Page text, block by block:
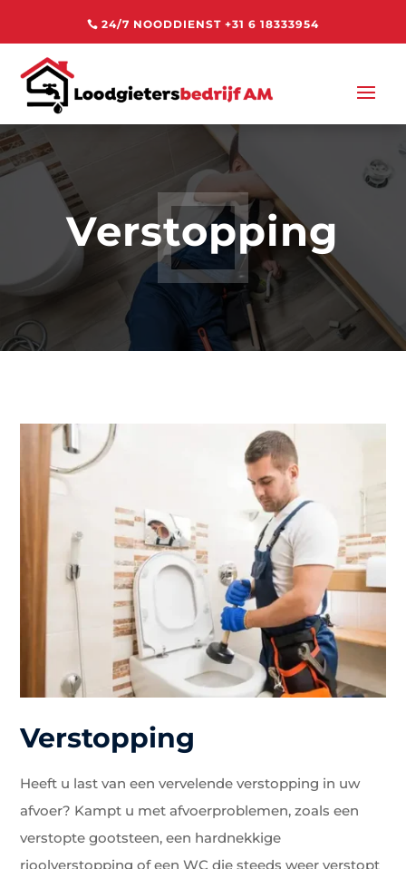
24/7 NOODDIENST +31 6 18333954
Verstopping
Verstopping
Heeft u last van een vervelende verstopping in uw
afvoer? Kampt u met afvoerproblemen, zoals een
verstopte gootsteen, een hardnekkige
rioolverstopping of een WC die steeds weer verstopt